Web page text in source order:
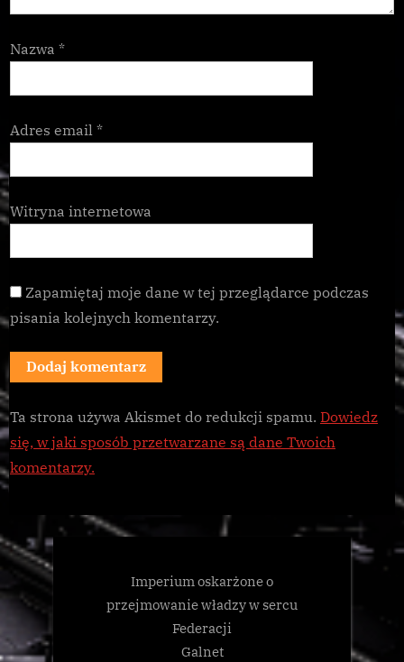
Nazwa *
Adres email *
Witryna internetowa
Zapamiętaj moje dane w tej przeglądarce podczas
pisania kolejnych komentarzy.
Ta strona używa Akismet do redukcji spamu. Dowiedz
się, w jaki sposób przetwarzane są dane Twoich
komentarzy.
Imperium oskarżone o
przejmowanie władzy w sercu
Federacji
Galnet